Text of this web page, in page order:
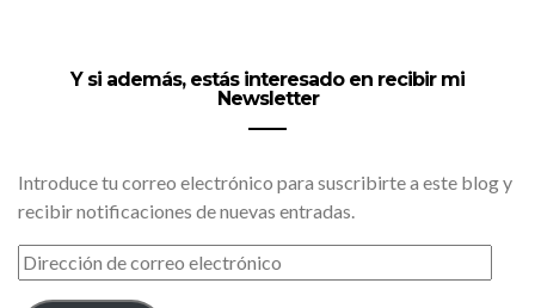
Y si además, estás interesado en recibir mi
Newsletter
Introduce tu correo electrónico para suscribirte a este blog y
recibir notificaciones de nuevas entradas.
DIRECCIÓN
DE
CORREO